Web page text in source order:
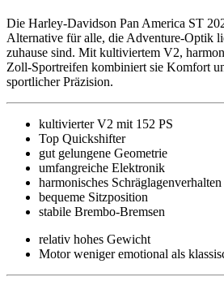
Die Harley-Davidson Pan America ST
Alternative für alle, die Adventure-Optik
zuhause sind. Mit kultiviertem V2,
Zoll-Sportreifen kombiniert sie Komfort
sportlicher Präzision.
kultivierter V2 mit 152 PS
Top Quickshifter
gut gelungene Geometrie
umfangreiche Elektronik
harmonisches Schräglagenverhalten
bequeme Sitzposition
stabile Brembo-Bremsen
relativ hohes Gewicht
Motor weniger emotional als